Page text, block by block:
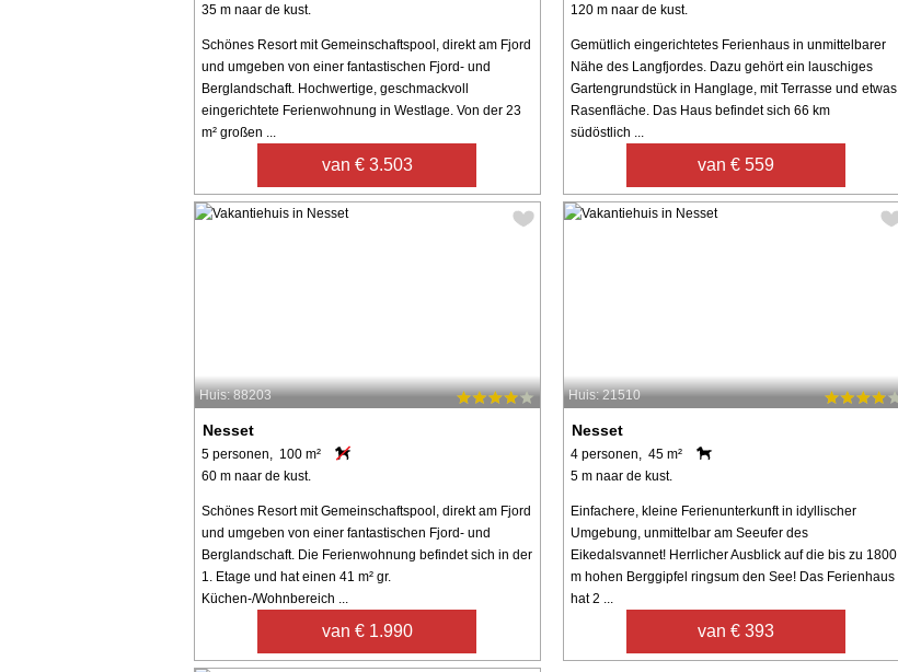
35 m naar de kust.
Schönes Resort mit Gemeinschaftspool, direkt am Fjord
und umgeben von einer fantastischen Fjord- und
Berglandschaft. Hochwertige, geschmackvoll
eingerichtete Ferienwohnung in Westlage. Von der 23
m² großen ...
van € 3.503
120 m naar de kust.
Gemütlich eingerichtetes Ferienhaus in unmittelbarer
Nähe des Langfjordes. Dazu gehört ein lauschiges
Gartengrundstück in Hanglage, mit Terrasse und etwas
Rasenfläche. Das Haus befindet sich 66 km
südöstlich ...
van € 559
Huis: 88203
Nesset
5 personen, 100 m²
60 m naar de kust.
Schönes Resort mit Gemeinschaftspool, direkt am Fjord
und umgeben von einer fantastischen Fjord- und
Berglandschaft. Die Ferienwohnung befindet sich in der
1. Etage und hat einen 41 m² gr.
Küchen-/Wohnbereich ...
van € 1.990
Huis: 21510
Nesset
4 personen, 45 m²
5 m naar de kust.
Einfachere, kleine Ferienunterkunft in idyllischer
Umgebung, unmittelbar am Seeufer des
Eikedalsvannet! Herrlicher Ausblick auf die bis zu 1800
m hohen Berggipfel ringsum den See! Das Ferienhaus
hat 2 ...
van € 393